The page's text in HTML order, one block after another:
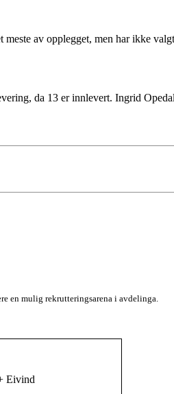
av opplegget, men har ikke
da 13 er innlevert. Ingrid Opedal
en mulig rekrutteringsarena i avdelinga.
Eivind